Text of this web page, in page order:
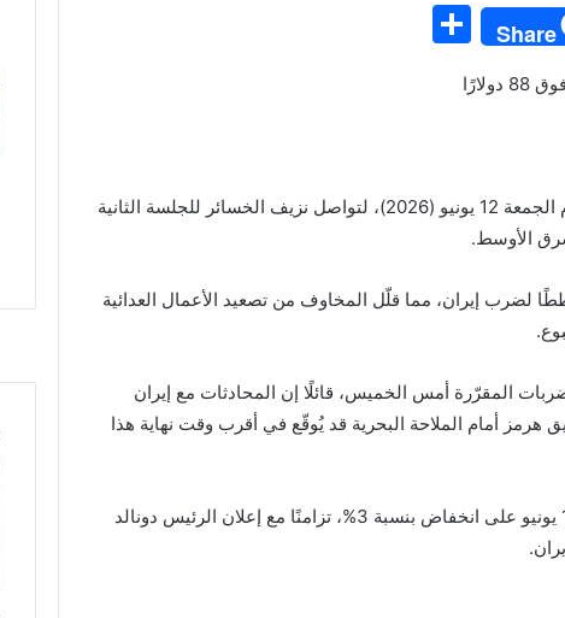
Share
انخفضت أسعار النفط بأكثر من 2% خلال تعاملات اليوم الجمعة 12 يونيو (2026)، لتواصل نزيف الخسائر للجلسة الثانية
الأوسط.
لضرب إيران، مما قلّل المخاوف من تصعيد الأعمال العدائية
المقرّرة أمس الخميس، قائلًا إن المحادثات مع إيران
أمام الملاحة البحرية قد يُوقّع في أقرب وقت نهاية هذا
وكانت أسعار النفط قد أنهت تعاملاتها أمس الخميس 11 يونيو على انخفاض بنسبة 3%، تزامنًا مع إعلان الرئيس دونالد